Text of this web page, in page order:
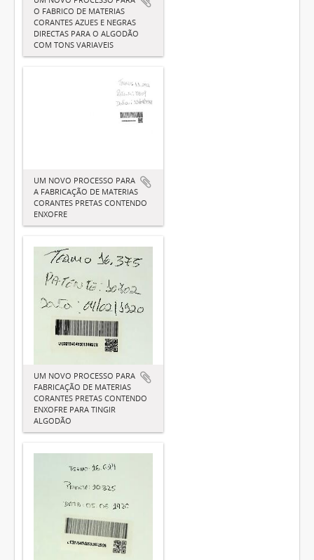
O FABRICO DE MATERIAS
CORANTES AZUES E NEGRAS
DIRECTAS PARA O ALGODÃO
COM TONS VARIAVEIS
UM NOVO PROCESSO PARA
A FABRICAÇÃO DE MATERIAS
CORANTES PRETAS CONTENDO
ENXOFRE
UM NOVO PROCESSO PARA
FABRICAÇÃO DE MATERIAS
CORANTES PRETAS CONTENDO
ENXOFRE PARA TINGIR
ALGODÃO